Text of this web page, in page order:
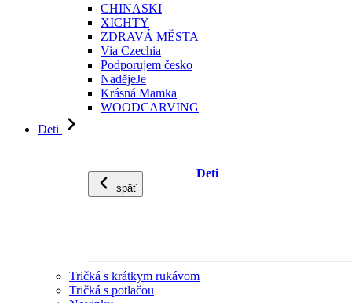
CHINASKI
XICHTY
ZDRAVÁ MĚSTA
Via Czechia
Podporujem česko
NadějeJe
Krásná Mamka
WOODCARVING
Deti
späť
Deti
Tričká s krátkym rukávom
Tričká s potlačou